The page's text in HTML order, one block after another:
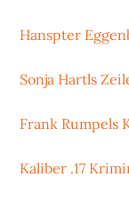
Hanspter
Sonja Hartls
Frank
Kaliber .17